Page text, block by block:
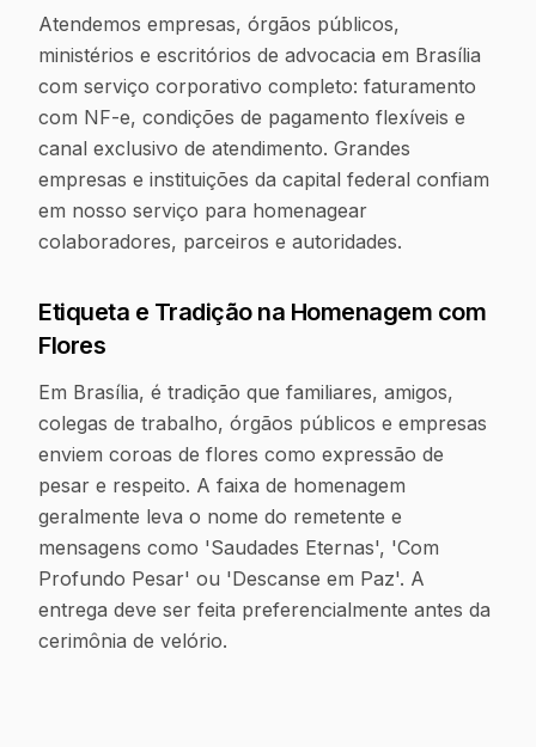
Atendemos empresas, órgãos públicos,
ministérios e escritórios de advocacia em Brasília
com serviço corporativo completo: faturamento
com NF-e, condições de pagamento flexíveis e
canal exclusivo de atendimento. Grandes
empresas e instituições da capital federal confiam
em nosso serviço para homenagear
colaboradores, parceiros e autoridades.
Etiqueta e Tradição na Homenagem com
Flores
Em Brasília, é tradição que familiares, amigos,
colegas de trabalho, órgãos públicos e empresas
enviem coroas de flores como expressão de
pesar e respeito. A faixa de homenagem
geralmente leva o nome do remetente e
mensagens como 'Saudades Eternas', 'Com
Profundo Pesar' ou 'Descanse em Paz'. A
entrega deve ser feita preferencialmente antes da
cerimônia de velório.